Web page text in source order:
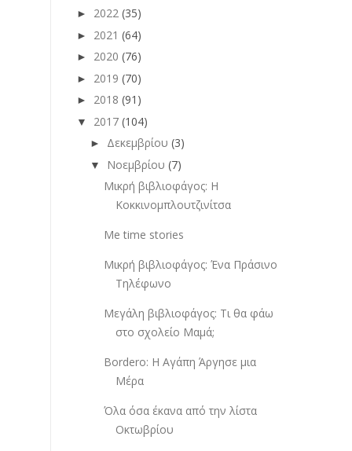
► 2022 (35)
► 2021 (64)
► 2020 (76)
► 2019 (70)
► 2018 (91)
▼ 2017 (104)
► Δεκεμβρίου (3)
▼ Νοεμβρίου (7)
Μικρή βιβλιοφάγος: Η
Κοκκινομπλουτζινίτσα
Me time stories
Μικρή βιβλιοφάγος: Ένα Πράσινο
Τηλέφωνο
Μεγάλη βιβλιοφάγος: Τι θα φάω
στο σχολείο Μαμά;
Bordero: Η Αγάπη Άργησε μια
Μέρα
Όλα όσα έκανα από την λίστα
Οκτωβρίου